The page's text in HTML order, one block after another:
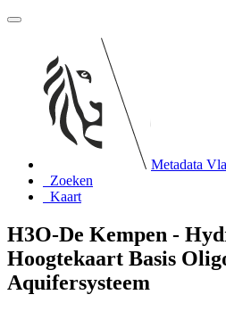
Metadata
Zoeken
Kaart
H3O-De Kempen -
Hoogtekaart Basis
Aquifersysteem